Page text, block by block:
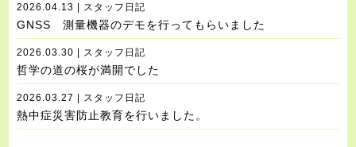
2026.04.13 | スタッフ日記
GNSS 測量機器のデモを行ってもらいました
2026.03.30 | スタッフ日記
哲学の道の桜が満開でした
2026.03.27 | スタッフ日記
熱中症災害防止教育を行いました。